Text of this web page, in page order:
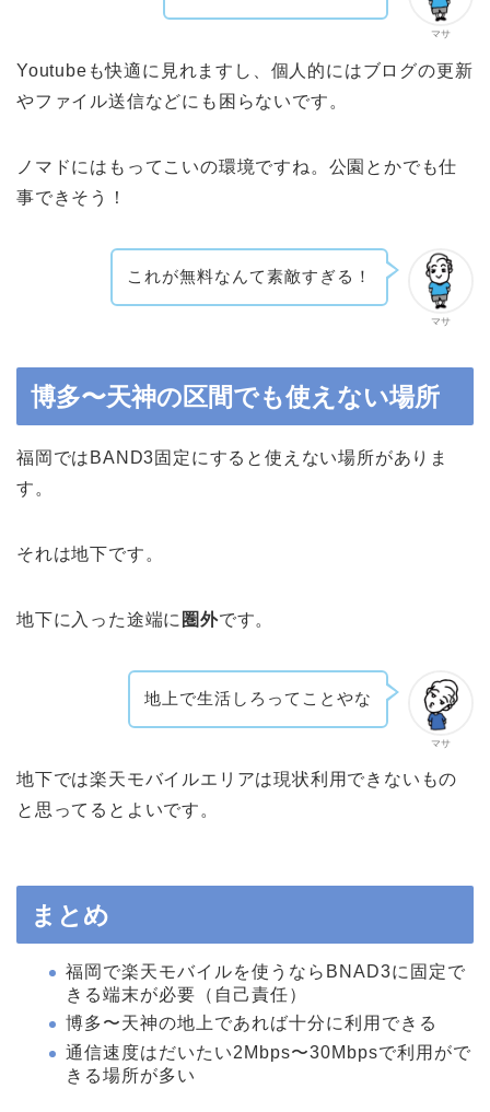
マサ
Youtubeも快適に見れますし、個人的にはブログの更新
やファイル送信などにも困らないです。
ノマドにはもってこいの環境ですね。公園とかでも仕
事できそう！
マサ
これが無料なんて素敵すぎる！
博多〜天神の区間でも使えない場所
福岡ではBAND3固定にすると使えない場所がありま
す。
それは地下です。
地下に入った途端に 圏外です。
マサ
地上で生活しろってことやな
地下では楽天モバイルエリアは現状利用できないもの
と思ってるとよいです。
まとめ
福岡で楽天モバイルを使うならBNAD3に固定で
きる端末が必要（自己責任）
博多〜天神の地上であれば十分に利用できる
通信速度はだいたい2Mbps〜30Mbpsで利用がで
きる場所が多い